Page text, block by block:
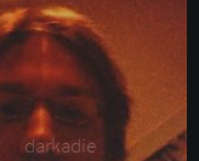
darkadie